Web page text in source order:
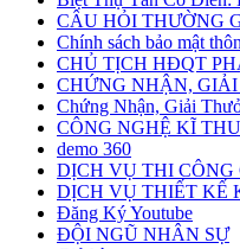
CÂU HỎI THƯỜNG
Chính sách bảo mật
CHỦ TỊCH HĐQT
CHỨNG NHẬN,
Chứng Nhận, Giải
CÔNG NGHỆ KĨ
demo 360
DỊCH VỤ THI CÔNG
DỊCH VỤ THIẾT KẾ
Đăng Ký Youtube
ĐỘI NGŨ NHÂN SỰ